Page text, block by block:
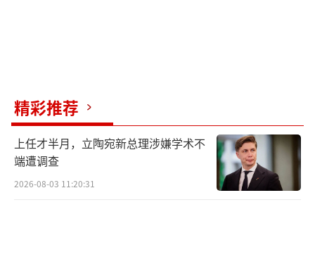
精彩推荐
上任才半月，立陶宛新总理涉嫌学术不
端遭调查
2026-08-03 11:20:31